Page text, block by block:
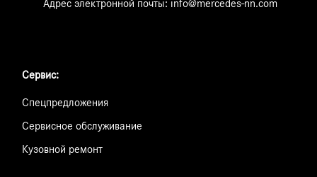
Адрес электронной почты: info@mercedes-nn.com
Сервис:
Спецпредложения
Сервисное обслуживание
Кузовной ремонт